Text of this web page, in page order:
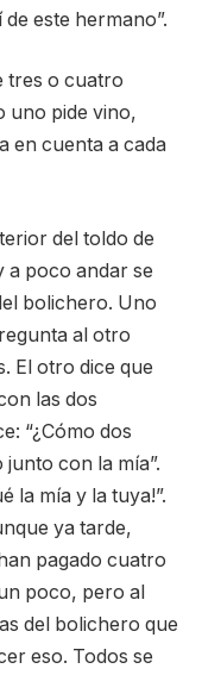
este hermano”.
tres o cuatro
uno pide vino,
en cuenta a cada
del toldo de
a poco andar se
bolichero. Uno
al otro
El otro dice que
las dos
“¿Cómo dos
con la mía”.
la mía y la tuya!”.
ya tarde,
pagado cuatro
poco, pero al
del bolichero que
eso. Todos se